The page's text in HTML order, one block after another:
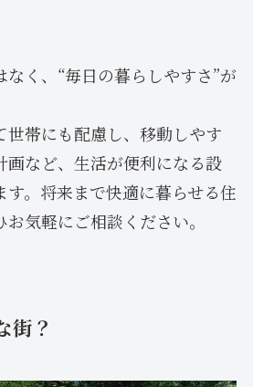
く、“毎日の暮らしやすさ”が
世帯にも配慮し、移動しやす
画など、生活が便利になる設
。将来まで快適に暮らせる住
気軽にご相談ください。
街？